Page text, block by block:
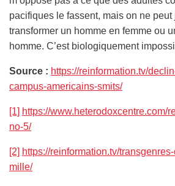
pacifiques le fassent, mais on ne
transformer un homme en femme ou
homme. C’est biologiquement
Source : https://reinformation.tv/
campus-americains-smits/
[1] https://www.heterodoxcentre.com/
no-5/
[2]
https://reinformation.tv/
mille/